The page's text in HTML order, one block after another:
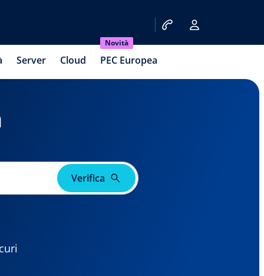
Server Cloud
Novità
PEC Europea
Verifica